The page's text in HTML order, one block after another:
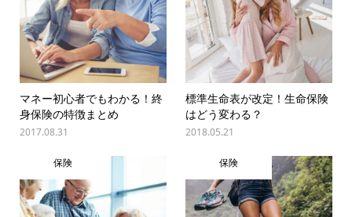
マネー初心者でもわかる！終
身保険の特徴まとめ
2017.08.31
標準生命表が改定！生命保険
はどう変わる？
2018.05.21
保険 保険